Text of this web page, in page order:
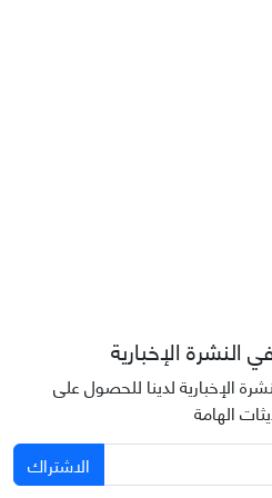
النشرة الإخبارية
الإخبارية لدينا للحصول على
الهامة
الاشتراك